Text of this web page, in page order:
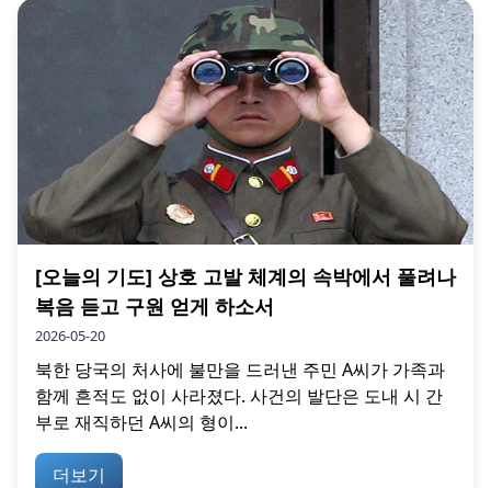
[오늘의 기도] 상호 고발 체계의 속박에서 풀려나
복음 듣고 구원 얻게 하소서
2026-05-20
북한 당국의 처사에 불만을 드러낸 주민 A씨가 가족과
함께 흔적도 없이 사라졌다. 사건의 발단은 도내 시 간
부로 재직하던 A씨의 형이...
더보기